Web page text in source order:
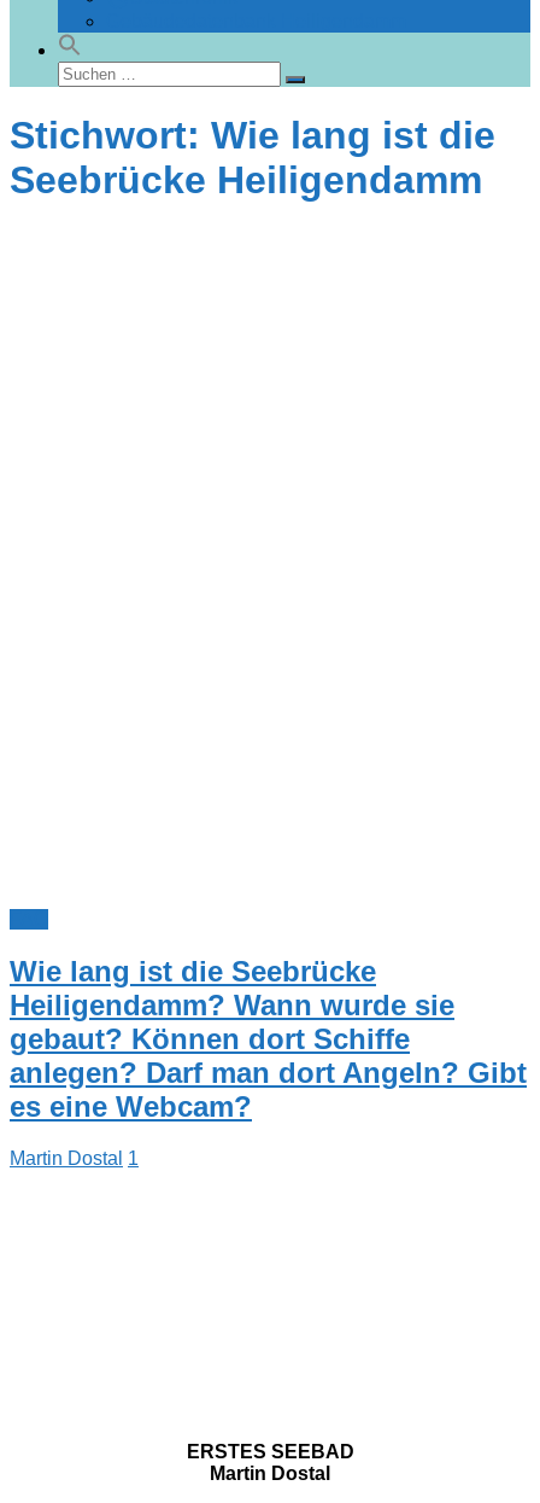
Suchen
nach:
Suchen
Stichwort: Wie lang ist die
Seebrücke Heiligendamm
Wie lang ist die Seebrücke
Heiligendamm? Wann wurde sie
gebaut? Können dort Schiffe
anlegen? Darf man dort Angeln? Gibt
es eine Webcam?
Martin Dostal 1
ERSTES SEEBAD
Martin Dostal